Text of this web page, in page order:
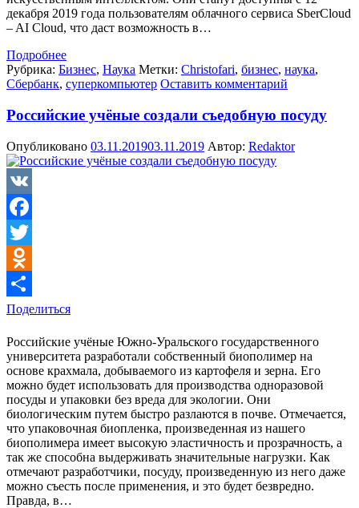
декабря 2019 года пользователям облачного сервиса SberCloud
– AI Cloud, что даст возможность в…
Подробнее
Рубрика: Бизнес, Наука Метки: Christofari, бизнес, наука,
Сбербанк, суперкомпьютер Оставить комментарий
Российские учёные создали съедобную посуду
Опубликовано 03.11.201903.11.2019 Автор: Redaktor
VK
Facebook
Twitter
Odnoklassniki
Поделиться
Российские учёные Южно-Уральского государственного
университета разработали собственный биополимер на
основе крахмала, добываемого из картофеля и зерна. Его
можно будет использовать для производства одноразовой
посуды и упаковки без вреда для экологии. Они
биологическим путем быстро разлаются в почве. Отмечается,
что упаковочная биопленка, произведенная из нашего
биополимера имеет высокую эластичность и прозрачность, а
так же способна выдерживать значительные нагрузки. Как
отмечают разработчики, посуду, произведенную из него даже
можно съесть после применения, и это будет безвредно.
Правда, в…